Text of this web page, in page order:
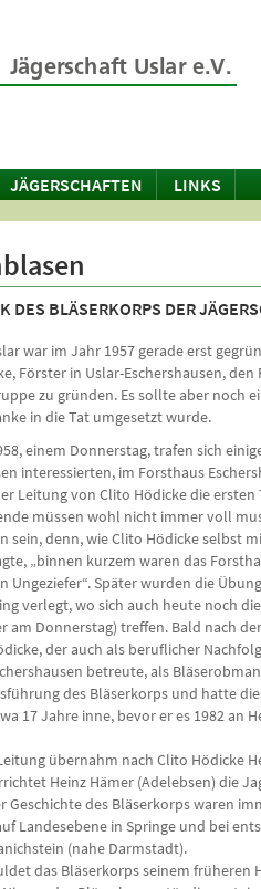
JÄGERSCHAFTEN LINKS
DES BLÄSERKORPS DER
war im Jahr 1957 gerade erst
Förster in Uslar-Eschershausen, den
zu gründen. Es sollte aber noch
in die Tat umgesetzt wurde.
einem Donnerstag, trafen sich
interessierten, im Forsthaus
Leitung von Clito Hödicke die ersten
müssen wohl nicht immer voll
sein, denn, wie Clito Hödicke selbst
„binnen kurzem waren das
Ungeziefer“. Später wurden die
verlegt, wo sich auch heute noch
am Donnerstag) treffen. Bald nach
der auch als beruflicher
betreute, als
des Bläserkorps und hatte
17 Jahre inne, bevor er es 1982 an
übernahm nach Clito Hödicke
Heinz Hämer (Adelebsen) die
Geschichte des Bläserkorps waren
Landesebene in Springe und bei
(nahe Darm­stadt).
das Bläserkorps seinem